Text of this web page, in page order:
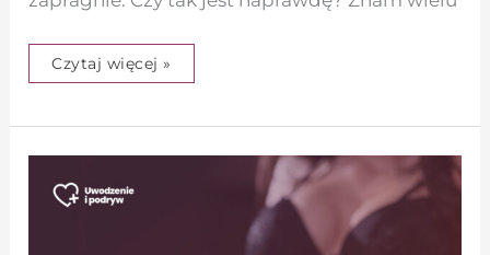
Czytaj więcej »
Relacje
kobietami
w